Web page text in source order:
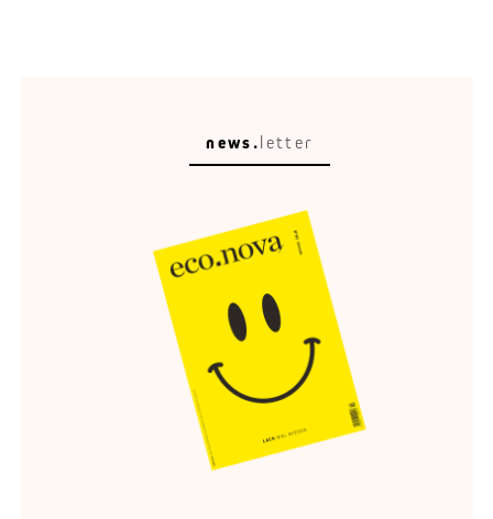
Stadtplanung ist kein Malen nach Zahlen.
news.letter